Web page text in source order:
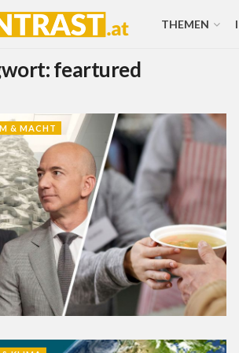
THEMEN
feartured
& MACHT